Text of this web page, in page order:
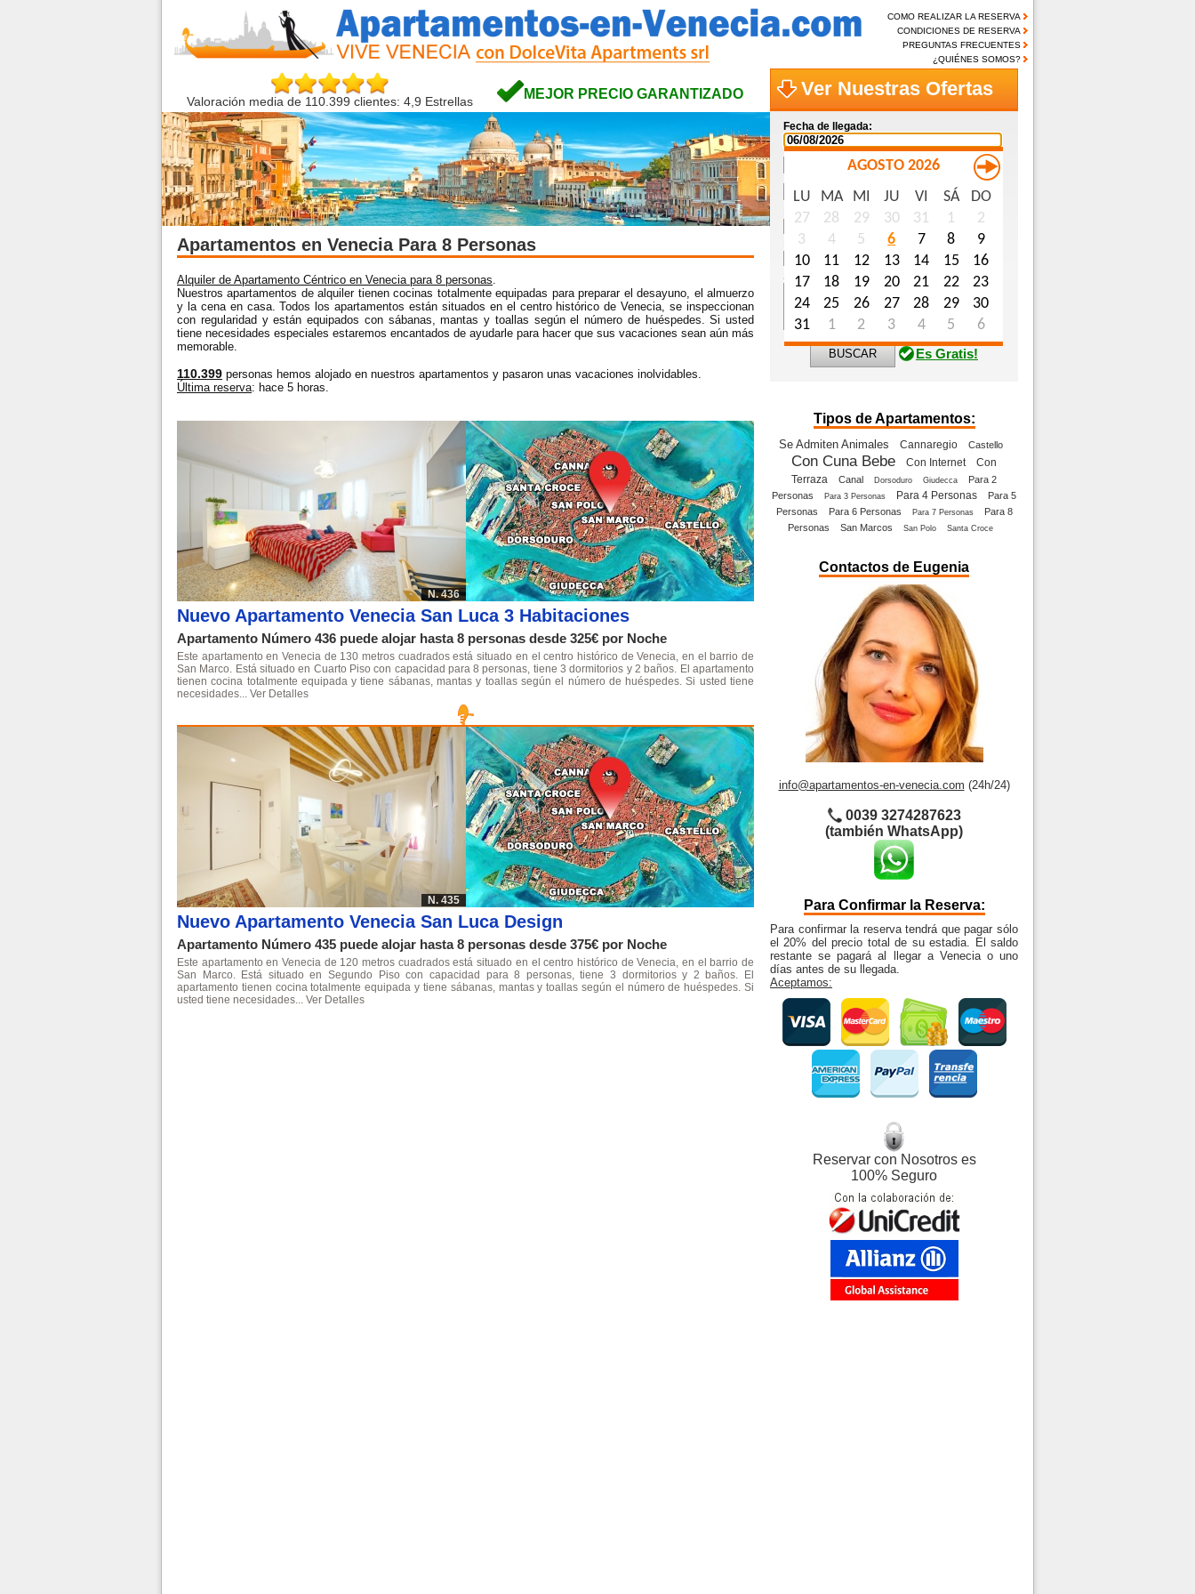
COMO REALIZAR LA RESERVA
CONDICIONES DE RESERVA
PREGUNTAS FRECUENTES
¿QUIÉNES SOMOS?
Valoración media de 110.399 clientes: 4,9 Estrellas MEJOR PRECIO GARANTIZADO
Apartamentos en Venecia Para 8 Personas
Alquiler de Apartamento Céntrico en Venecia para 8 personas.
Nuestros apartamentos de alquiler tienen cocinas totalmente equipadas para preparar el desayuno, el almuerzo
y la cena en casa. Todos los apartamentos están situados en el centro histórico de Venecia, se inspeccionan
con regularidad y están equipados con sábanas, mantas y toallas según el número de huéspedes. Si usted
tiene necesidades especiales estaremos encantados de ayudarle para hacer que sus vacaciones sean aún más
memorable.
110.399 personas hemos alojado en nuestros apartamentos y pasaron unas vacaciones inolvidables.
Última reserva: hace 5 horas.
N. 436
Nuevo Apartamento Venecia San Luca 3 Habitaciones
Apartamento Número 436 puede alojar hasta 8 personas desde 325€ por Noche
Este apartamento en Venecia de 130 metros cuadrados está situado en el centro histórico de Venecia, en el barrio de
San Marco. Está situado en Cuarto Piso con capacidad para 8 personas, tiene 3 dormitorios y 2 baños. El apartamento
tienen cocina totalmente equipada y tiene sábanas, mantas y toallas según el número de huéspedes. Si usted tiene
necesidades... Ver Detalles
N. 435
Nuevo Apartamento Venecia San Luca Design
Apartamento Número 435 puede alojar hasta 8 personas desde 375€ por Noche
Este apartamento en Venecia de 120 metros cuadrados está situado en el centro histórico de Venecia, en el barrio de
San Marco. Está situado en Segundo Piso con capacidad para 8 personas, tiene 3 dormitorios y 2 baños. El
apartamento tienen cocina totalmente equipada y tiene sábanas, mantas y toallas según el número de huéspedes. Si
usted tiene necesidades... Ver Detalles
Ver Nuestras Ofertas
Fecha de llegada:
Nombre (opcional):
Email (opcional):
Solicitudes Especiales (opcional):
BUSCAR Es Gratis!
Tipos de Apartamentos:
Se Admiten Animales Cannaregio Castello
Con Cuna Bebe Con Internet
Con
Terraza
Canal Dorsoduro Giudecca
Para 2
Personas
Para 3 Personas Para 4 Personas
Para 5
Personas
Para 6 Personas Para 7 Personas
Para 8
Personas
San Marcos San Polo Santa Croce
Contactos de Eugenia
info@apartamentos-en-venecia.com (24h/24)
0039 3274287623
(también WhatsApp)
Para Confirmar la Reserva:
Para confirmar la reserva tendrá que pagar sólo
el 20% del precio total de su estadia. El saldo
restante se pagará al llegar a Venecia o uno
días antes de su llegada.
Aceptamos:
Reservar con Nosotros es
100% Seguro
AGOSTO 2026
LU
MA MI JU VI SÁ
DO
27
28 29 30 31 1
2
3
4 5 6 7 8
9
10
11 12 13 14 15
16
17
18 19 20 21 22
23
24
25 26 27 28 29
30
31
1 2 3 4 5 6